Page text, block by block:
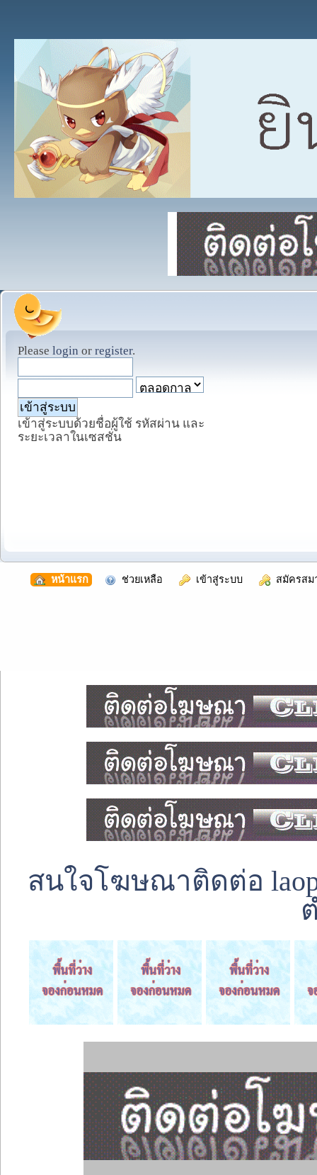
Please login or register.
เข้าสู่ระบบด้วยชื่อผู้ใช้ รหัสผ่าน และ
ระยะเวลาในเซสชั่น
หน้าแรก ช่วยเหลือ เข้าสู่ระบบ สมัครสม
สนใจโฆษณาติดต่อ